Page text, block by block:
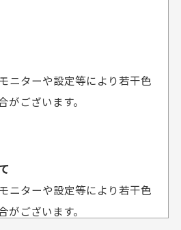
使
おります
欲しかったスカートが購
うパックでの配送のみとさせて
くらいで発送してもらえます
注文で最短当日発送させて頂いて
。
ニターや設定等により若干色
がございます。
ニターや設定等により若干色
がございます。